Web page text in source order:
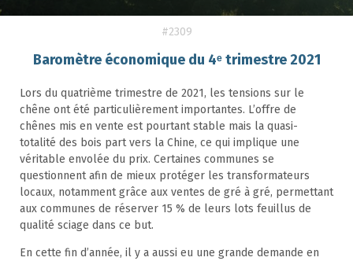
#2309
Baromètre économique du 4ᵉ trimestre 2021
Lors du quatrième trimestre de 2021, les tensions sur le
chêne ont été particulièrement importantes. L’offre de
chênes mis en vente est pourtant stable mais la quasi-
totalité des bois part vers la Chine, ce qui implique une
véritable envolée du prix. Certaines communes se
questionnent afin de mieux protéger les transformateurs
locaux, notamment grâce aux ventes de gré à gré, permettant
aux communes de réserver 15 % de leurs lots feuillus de
qualité sciage dans ce but.
En cette fin d’année, il y a aussi eu une grande demande en